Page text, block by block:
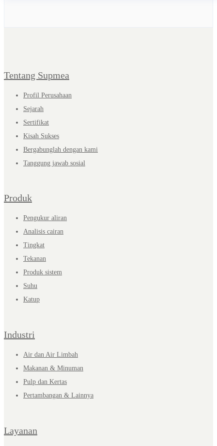
Tentang Supmea
Profil Perusahaan
Sejarah
Sertifikat
Kisah Sukses
Bergabunglah dengan kami
Tanggung jawab sosial
Produk
Pengukur aliran
Analisis cairan
Tingkat
Tekanan
Produk sistem
Suhu
Katup
Industri
Air dan Air Limbah
Makanan & Minuman
Pulp dan Kertas
Pertambangan & Lainnya
Layanan